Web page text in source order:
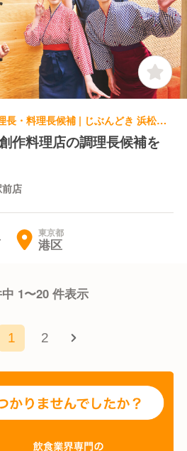
洋食・西洋料理, 和食 | 料理長・料理長候補 | じぶんどき 浜松町駅前店
作料理店の調理長候補を
店
東京都
港区
1〜20 件表示
1 2